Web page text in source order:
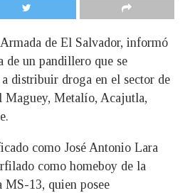
de El Salvador, informó
de un pandillero que se
a distribuir droga en el sector de
Maguey, Metalío, Acajutla,
como José Antonio Lara
como homeboy de la
MS-13, quien posee